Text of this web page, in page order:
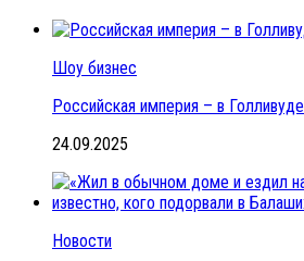
Шоу бизнес
Российская империя – в Голливуде
24.09.2025
Новости